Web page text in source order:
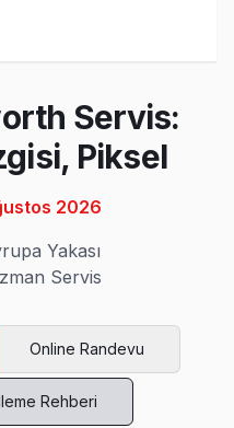
Mahalle Skyworth TV
çizgi, donma ya da
Servis:
Piksel
2026
Yakası
Servis
Online Randevu
Rehberi